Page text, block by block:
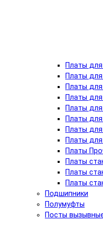
Платы
Платы
Платы
Платы
Платы
Платы
Платы
Платы
Платы
Платы
Платы
Платы
Подшипники
Полумуфты
Посты